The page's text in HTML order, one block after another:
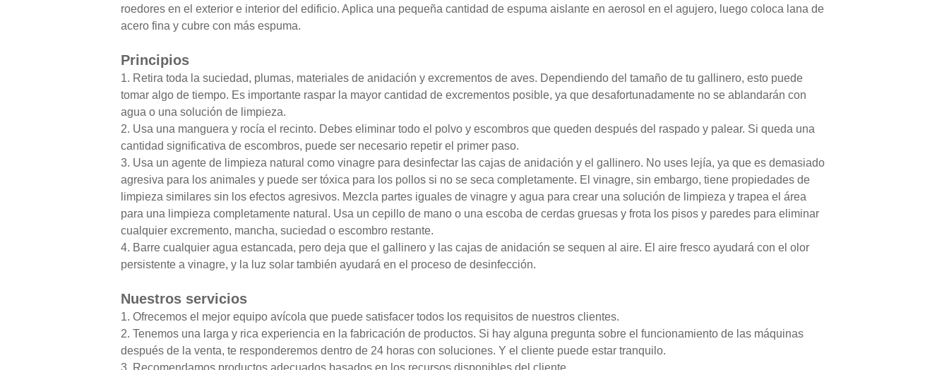
roedores en el exterior e interior del edificio. Aplica una pequeña cantidad de espuma aislante en aerosol en el agujero, luego coloca lana de
acero fina y cubre con más espuma.
Principios
1. Retira toda la suciedad, plumas, materiales de anidación y excrementos de aves. Dependiendo del tamaño de tu gallinero, esto puede
tomar algo de tiempo. Es importante raspar la mayor cantidad de excrementos posible, ya que desafortunadamente no se ablandarán con
agua o una solución de limpieza.
2. Usa una manguera y rocía el recinto. Debes eliminar todo el polvo y escombros que queden después del raspado y palear. Si queda una
cantidad significativa de escombros, puede ser necesario repetir el primer paso.
3. Usa un agente de limpieza natural como vinagre para desinfectar las cajas de anidación y el gallinero. No uses lejía, ya que es demasiado
agresiva para los animales y puede ser tóxica para los pollos si no se seca completamente. El vinagre, sin embargo, tiene propiedades de
limpieza similares sin los efectos agresivos. Mezcla partes iguales de vinagre y agua para crear una solución de limpieza y trapea el área
para una limpieza completamente natural. Usa un cepillo de mano o una escoba de cerdas gruesas y frota los pisos y paredes para eliminar
cualquier excremento, mancha, suciedad o escombro restante.
4. Barre cualquier agua estancada, pero deja que el gallinero y las cajas de anidación se sequen al aire. El aire fresco ayudará con el olor
persistente a vinagre, y la luz solar también ayudará en el proceso de desinfección.
Nuestros servicios
1. Ofrecemos el mejor equipo avícola que puede satisfacer todos los requisitos de nuestros clientes.
2. Tenemos una larga y rica experiencia en la fabricación de productos. Si hay alguna pregunta sobre el funcionamiento de las máquinas
después de la venta, te responderemos dentro de 24 horas con soluciones. Y el cliente puede estar tranquilo.